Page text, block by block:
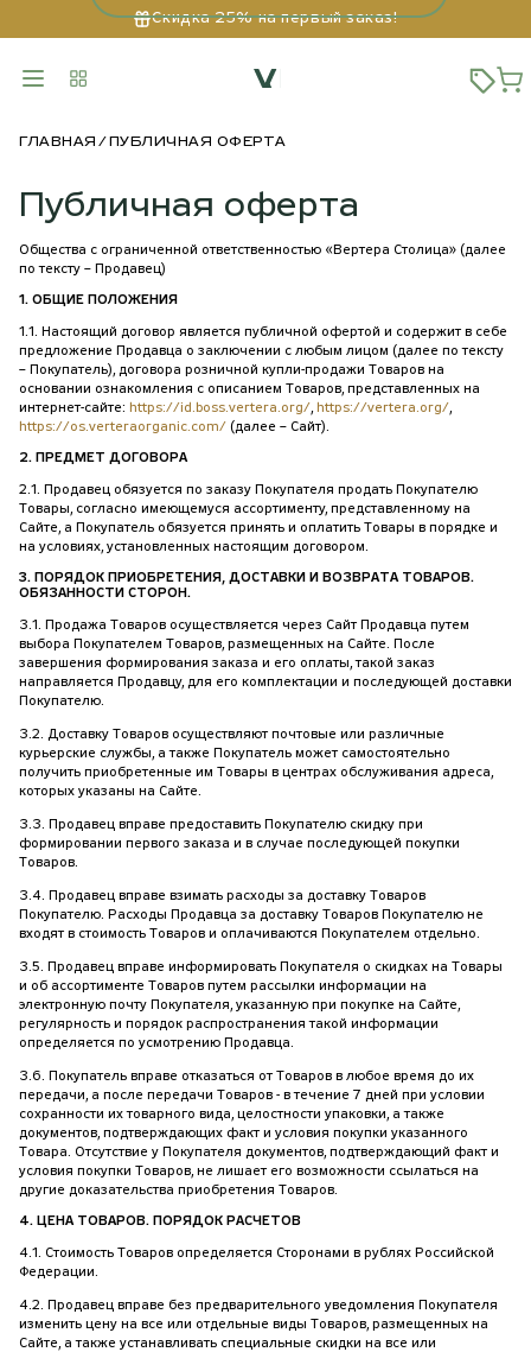
Скидка 25% на первый заказ!
ГЛАВНАЯ ПУБЛИЧНАЯ ОФЕРТА
Публичная оферта
Общества с ограниченной ответственностью «Вертера Столица» (далее
по тексту – Продавец)
1. ОБЩИЕ ПОЛОЖЕНИЯ
1.1. Настоящий договор является публичной офертой и содержит в себе
предложение Продавца о заключении с любым лицом (далее по тексту
– Покупатель), договора розничной купли-продажи Товаров на
основании ознакомления с описанием Товаров, представленных на
интернет-сайте: https://id.boss.vertera.org/, https://vertera.org/,
https://os.verteraorganic.com/ (далее – Сайт).
2. ПРЕДМЕТ ДОГОВОРА
2.1. Продавец обязуется по заказу Покупателя продать Покупателю
Товары, согласно имеющемуся ассортименту, представленному на
Сайте, а Покупатель обязуется принять и оплатить Товары в порядке и
на условиях, установленных настоящим договором.
3. ПОРЯДОК ПРИОБРЕТЕНИЯ, ДОСТАВКИ И ВОЗВРАТА ТОВАРОВ.
ОБЯЗАННОСТИ СТОРОН.
3.1. Продажа Товаров осуществляется через Сайт Продавца путем
выбора Покупателем Товаров, размещенных на Сайте. После
завершения формирования заказа и его оплаты, такой заказ
направляется Продавцу, для его комплектации и последующей доставки
Покупателю.
3.2. Доставку Товаров осуществляют почтовые или различные
курьерские службы, а также Покупатель может самостоятельно
получить приобретенные им Товары в центрах обслуживания адреса,
которых указаны на Сайте.
3.3. Продавец вправе предоставить Покупателю скидку при
формировании первого заказа и в случае последующей покупки
Товаров.
3.4. Продавец вправе взимать расходы за доставку Товаров
Покупателю. Расходы Продавца за доставку Товаров Покупателю не
входят в стоимость Товаров и оплачиваются Покупателем отдельно.
3.5. Продавец вправе информировать Покупателя о скидках на Товары
и об ассортименте Товаров путем рассылки информации на
электронную почту Покупателя, указанную при покупке на Сайте,
регулярность и порядок распространения такой информации
определяется по усмотрению Продавца.
3.6. Покупатель вправе отказаться от Товаров в любое время до их
передачи, а после передачи Товаров - в течение 7 дней при условии
сохранности их товарного вида, целостности упаковки, а также
документов, подтверждающих факт и условия покупки указанного
Товара. Отсутствие у Покупателя документов, подтверждающий факт и
условия покупки Товаров, не лишает его возможности ссылаться на
другие доказательства приобретения Товаров.
4. ЦЕНА ТОВАРОВ. ПОРЯДОК РАСЧЕТОВ
4.1. Стоимость Товаров определяется Сторонами в рублях Российской
Федерации.
4.2. Продавец вправе без предварительного уведомления Покупателя
изменить цену на все или отдельные виды Товаров, размещенных на
Сайте, а также устанавливать специальные скидки на все или